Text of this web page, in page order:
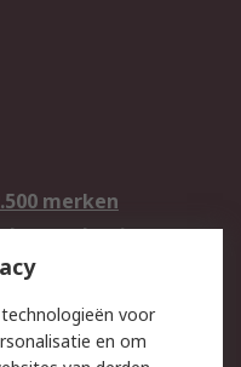
merken
advies
voor
en om